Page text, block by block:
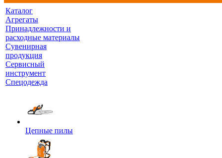
Каталог
Агрегаты
Принадлежности и
расходные материалы
Сувенирная
продукция
Сервисный
инструмент
Спецодежда
Цепные пилы